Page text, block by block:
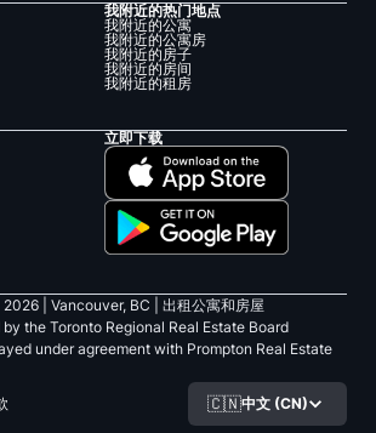
我附近的热门地点
我附近的公寓
我附近的公寓房
我附近的房子
我附近的房间
我附近的租房
立即下载
2026 | Vancouver, BC |
出租公寓和房屋
the Toronto Regional Real Estate Board
under agreement with Prompton Real Estate
🇨🇳中文 (CN)